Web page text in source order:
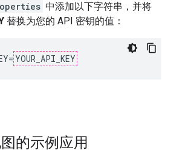
中添加以下字符串，并将
替换为您的 API 密钥的值：
= YOUR_API_KEY
的示例应用